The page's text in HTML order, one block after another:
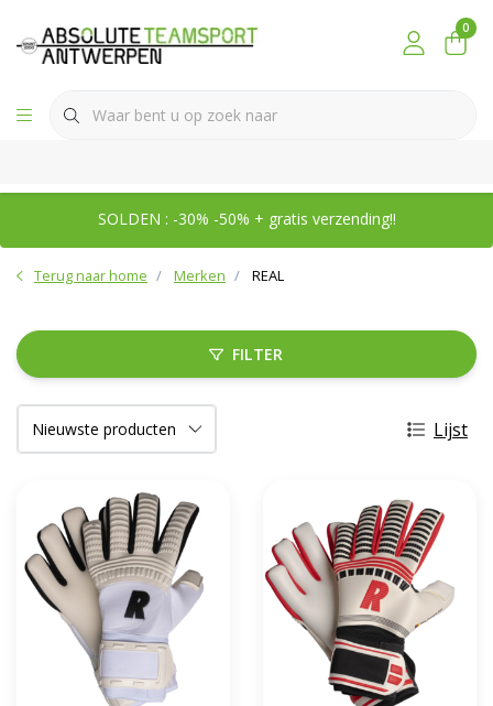
0
SOLDEN : -30% -50% + gratis verzending!!
Terug naar home Merken REAL
FILTER
Lijst